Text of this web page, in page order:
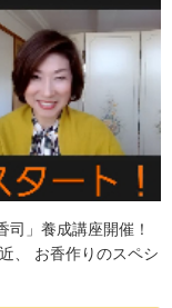
司」養成講座開催！
、 お香作りのスペシ